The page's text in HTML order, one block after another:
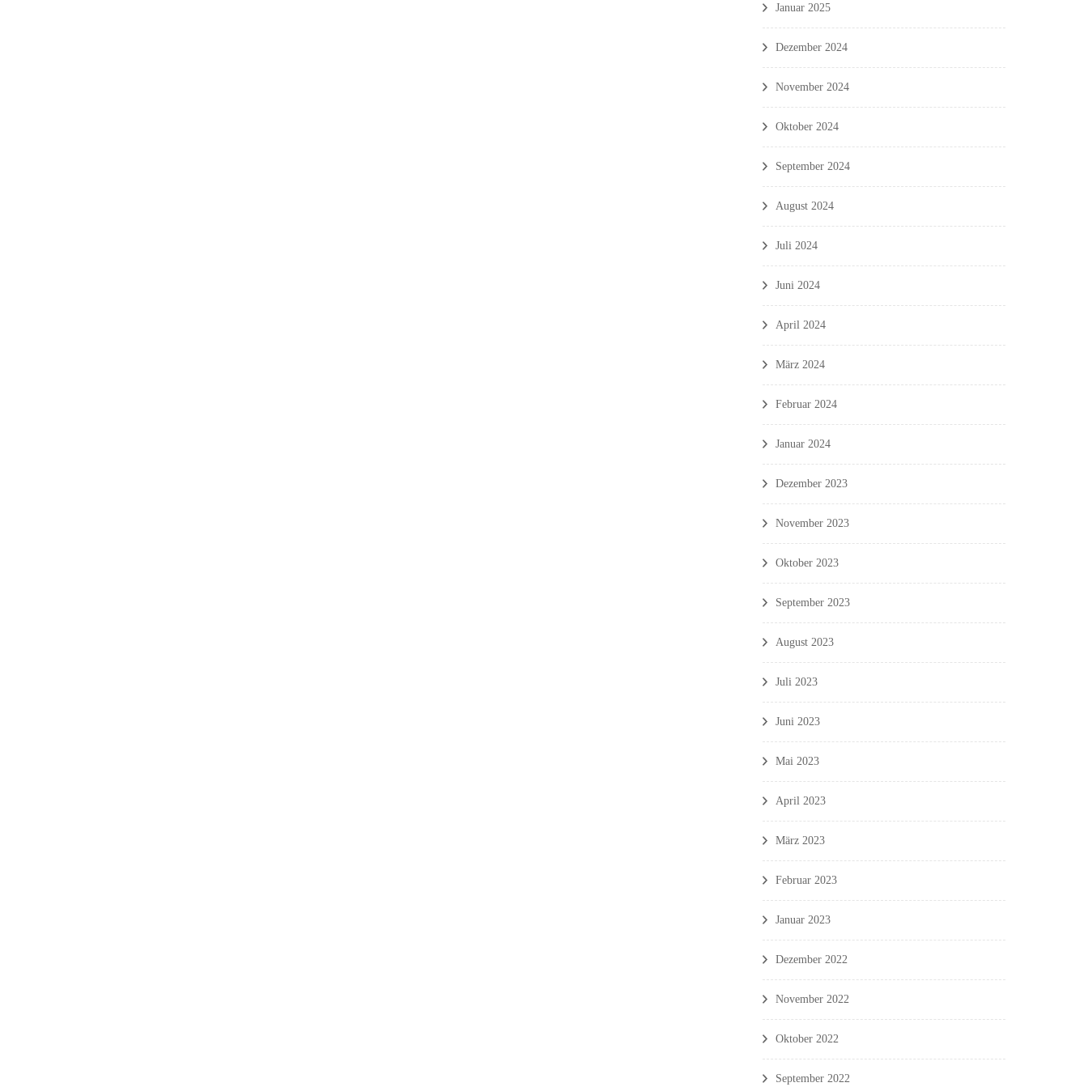
Januar 2025
Dezember 2024
November 2024
Oktober 2024
September 2024
August 2024
Juli 2024
Juni 2024
April 2024
März 2024
Februar 2024
Januar 2024
Dezember 2023
November 2023
Oktober 2023
September 2023
August 2023
Juli 2023
Juni 2023
Mai 2023
April 2023
März 2023
Februar 2023
Januar 2023
Dezember 2022
November 2022
Oktober 2022
September 2022